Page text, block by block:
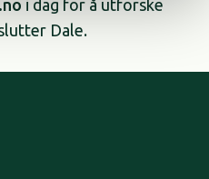
i dag for å utforske
Dale.